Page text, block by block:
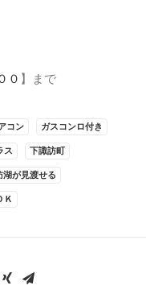
０ 】まで
コン ガスコンロ付き
ス 下諏訪町
湖が見渡せる
Ｋ